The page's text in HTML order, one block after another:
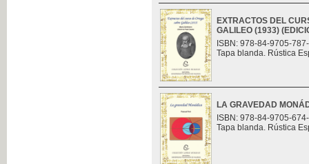
EXTRACTOS DEL
GALILEO (1933)
ISBN: 978-84-9705-
Tapa blanda. Rústica
LA GRAVEDAD
ISBN: 978-84-9705-
Tapa blanda. Rústica